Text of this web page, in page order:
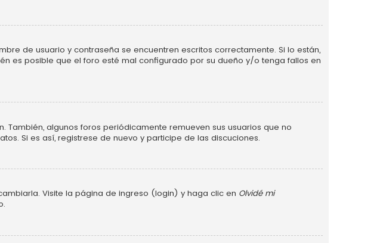
de usuario y contraseña se encuentren escritos correctamente. Si lo están,
es posible que el foro esté mal configurado por su dueño y/o tenga fallos en
algunos foros periódicamente remueven sus usuarios que no
Si es así, registrese de nuevo y participe de las discuciones.
Visite la página de ingreso (login) y haga clic en Olvidé mi